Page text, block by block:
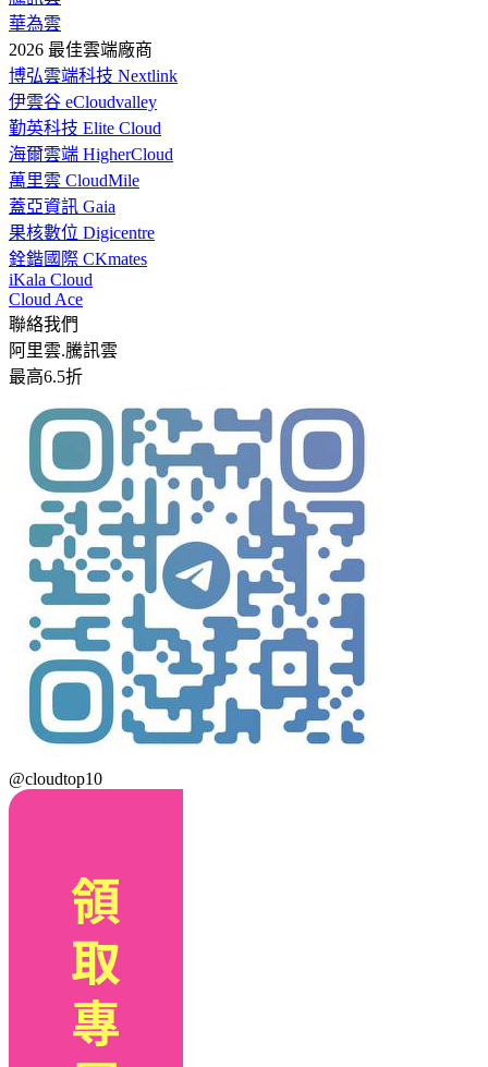
華為雲
2026 最佳雲端廠商
博弘雲端科技 Nextlink
伊雲谷 eCloudvalley
勤英科技 Elite Cloud
海爾雲端 HigherCloud
萬里雲 CloudMile
蓋亞資訊 Gaia
果核數位 Digicentre
銓鍇國際 CKmates
iKala Cloud
Cloud Ace
聯絡我們
阿里雲.騰訊雲
最高6.5折
@cloudtop10